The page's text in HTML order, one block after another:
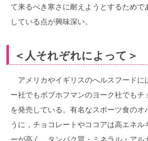
て来るべき寒さに耐えようとするため
している点が興味深い。
＜人それぞれによって＞
アメリカやイギリスのへルスフードに
ー社でもボブホフマンのヨーク社でも
を発売している。有名なスポーツ食の
うに，チョコレートやココアは高エネ